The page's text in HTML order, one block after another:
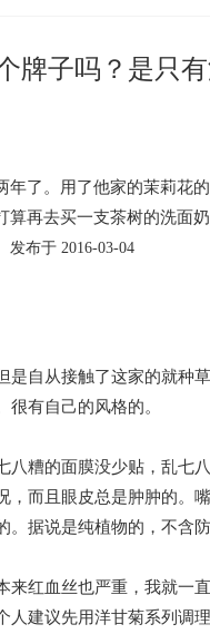
牌子吗？是只
年了。用了他家的茉莉花
算再去买一支茶树的洗面
发布于 2016-03-04
是自从接触了这家的就种
有自己的风格的。
八糟的面膜没少贴，乱七
，而且眼皮总是肿肿的。
。据说是纯植物的，不含
红血丝也严重，我就一
建议先用洋甘菊系列调理